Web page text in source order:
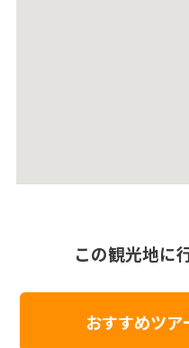
この観光地に
おすすめツア